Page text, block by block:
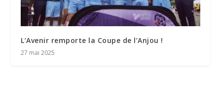
L’Avenir remporte la Coupe de l’Anjou !
27 mai 2025